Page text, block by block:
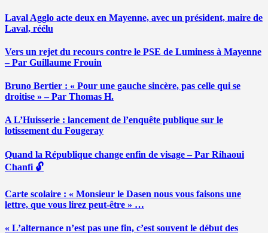
Laval Agglo acte deux en Mayenne, avec un président, maire de
Laval, réélu
Vers un rejet du recours contre le PSE de Luminess à Mayenne
– Par Guillaume Frouin
Bruno Bertier : « Pour une gauche sincère, pas celle qui se
droitise » – Par Thomas H.
A L’Huisserie : lancement de l’enquête publique sur le
lotissement du Fougeray
Quand la République change enfin de visage – Par Rihaoui
Chanfi 🔓
Carte scolaire : « Monsieur le Dasen nous vous faisons une
lettre, que vous lirez peut-être » …
« L’alternance n’est pas une fin, c’est souvent le début des